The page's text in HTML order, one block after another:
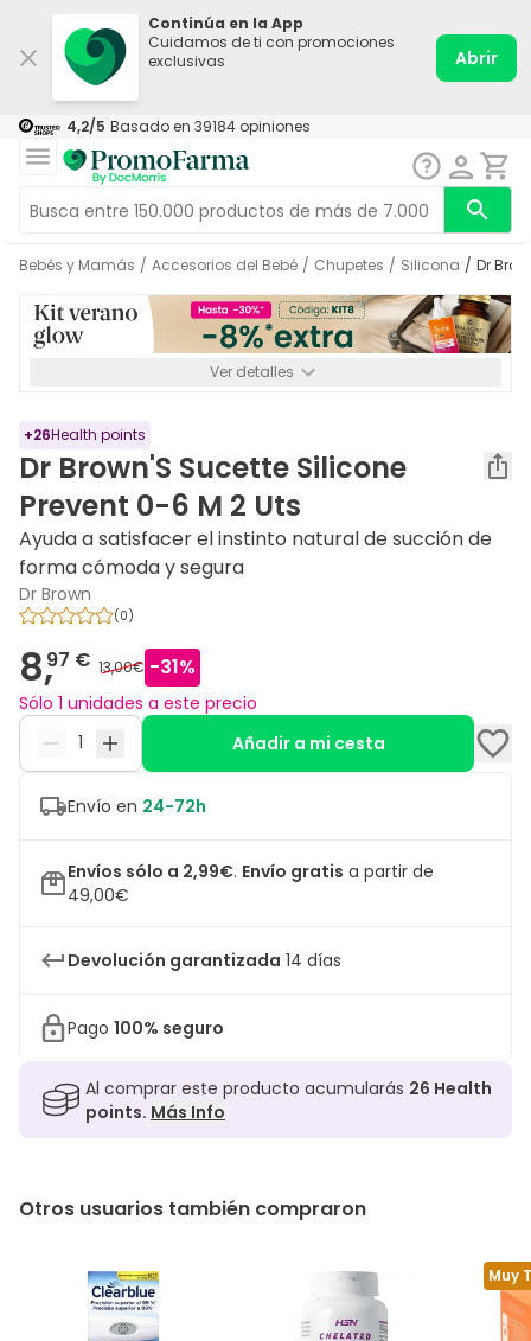
Continúa en la App
Cuidamos de ti con promociones
exclusivas
Abrir
4,2/5 Basado en 39184 opiniones
Bebés y Mamás / Accesorios del Bebé / Chupetes / Silicona / Dr
Ver detalles
+26Health points
Dr Brown'S Sucette Silicone
Prevent 0-6 M 2 Uts
Ayuda a satisfacer el instinto natural de succión de
forma cómoda y segura
Dr Brown
(0)
8,97 € 13,00€ -31%
Sólo 1 unidades a este precio
Añadir a mi cesta
Envío en 24-72h
Envíos sólo a 2,99€. Envío gratis a partir de
49,00€
Devolución garantizada 14 días
Pago 100% seguro
Al comprar este producto acumularás 26 Health
points. Más Info
Otros usuarios también compraron
Muy